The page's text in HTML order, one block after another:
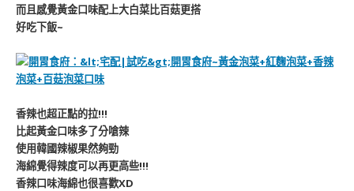
而且感覺黃金口味配上大白菜比百菇更搭
好吃下飯~
香辣也超正點的拉!!!
比起黃金口味多了分嗆辣
使用韓國辣椒果然夠勁
海綿覺得辣度可以再更高些!!!
香辣口味海綿也很喜歡XD